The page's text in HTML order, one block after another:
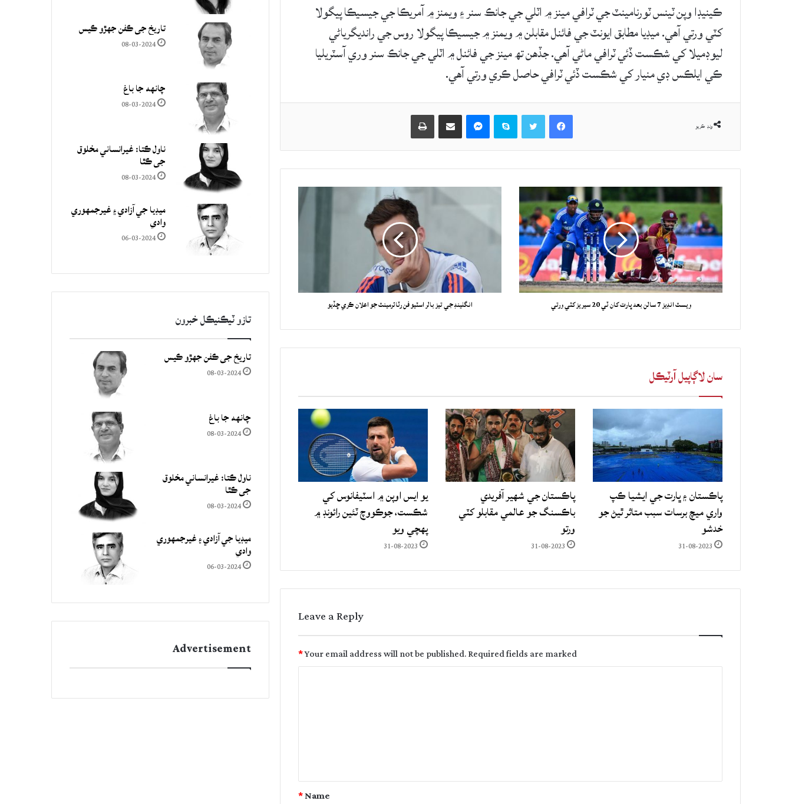
ڪينيڊا وپن ٽينس ٽورنامينٽ جي ٽرافي مينز ۾ اٽلي جي جانڪ سنر ۽ ويمنز ۾ آمريڪا جي جيسيڪا پيگولا
کٽي ورتي آهي. ميڊيا مطابق ايونٽ جي فائنل مقابلن ۾ ويمنز ۾ جيسيڪا پيگولا روس جي رانديگرياڻي
ليوڊميلا کي شڪست ڏئي ٽرافي ماڻي آهي. جڏهن تھ مينز جي فائنل ۾ اٽلي جي جانڪ سنر وري آسٽريليا
ڪي ايلڪس ڊي منيار کي شڪست ڏئي ٽرافي حاصل ڪري ورتي آهي.
ونڊ ڪريو
Facebook
Skype حصيداري ڪريو اي ميل ذريعي
ويسٽ انڊيز 7 سالن بعد ڀارت کان ٽي 20 سيريز کٽي ورتي انگلينڊ جي تيز بالر اسٽيو فن رٽائرمينٽ جو اعلان ڪري ڇڏيو
سان لاڳاپيل آرٽيڪل
پاڪستان ۽ ڀارت جي ايشيا ڪپ
واري ميچ برسات سبب متاثر ٿيڻ جو
خدشو
31-08-2023
پاڪستان جي شهير آفريدي
باڪسنگ جو عالمي مقابلو کٽي
ورتو
31-08-2023
يو ايس اوپن ۾ اسٽيفانوس کي
شڪست، جوڪووچ ٽئين رائونڊ ۾
پهچي ويو
31-08-2023
Leave a Reply
Your email address will not be published.Required fields are marked
*
t
Name
*
تاريخ جي ڪفن جھڙو ڪيس
08-03-2024
چانهه جا باغ
08-03-2024
ناول ڪتا: غيرانساني مخلوق
جي ڪٿا
08-03-2024
ميڊيا جي آزادي ۽ غيرجمھوري
وادي
06-03-2024
تازو ٽيڪنيڪل خبرون
تاريخ جي ڪفن جھڙو ڪيس
08-03-2024
چانهه جا باغ
08-03-2024
ناول ڪتا: غيرانساني مخلوق
جي ڪٿا
08-03-2024
ميڊيا جي آزادي ۽ غيرجمھوري
وادي
06-03-2024
Advertisement